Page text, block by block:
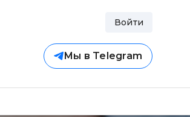
Войти
Мы в Telegram